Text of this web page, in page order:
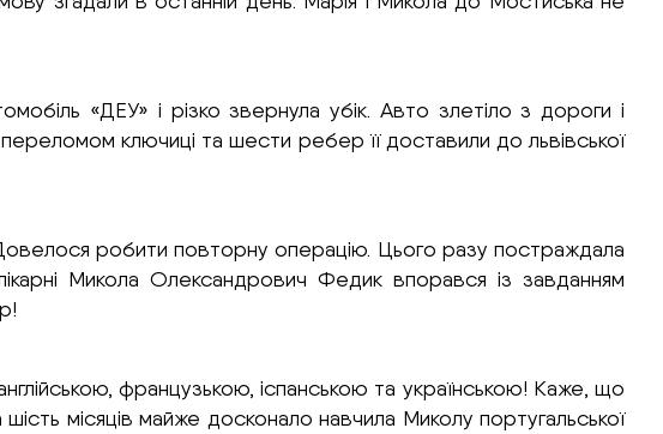
«ДЕУ» і різко звернула убік. Авто злетіло з дороги і
ключиці та шести ребер її доставили до львівської
робити повторну операцію. Цього разу постраждала
Микола Олександрович Федик впорався із завданням
французькою, іспанською та українською! Каже, що
місяців майже досконало навчила Миколу португальської